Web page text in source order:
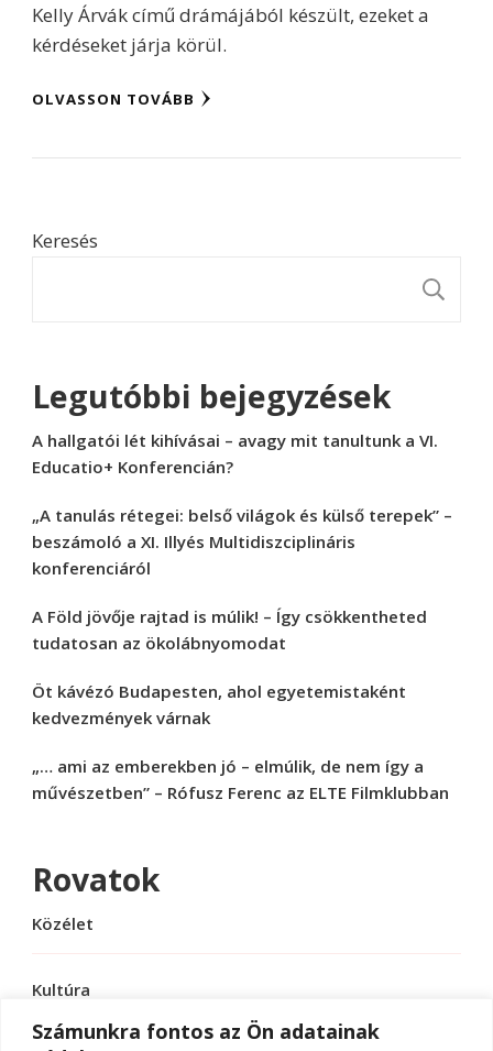
Számunkra fontos az Ön adatainak
Kelly Árvák című drámájából készült, ezeket a
kérdéseket járja körül.
OLVASSON TOVÁBB
Keresés
Legutóbbi bejegyzések
A hallgatói lét kihívásai – avagy mit tanultunk a VI.
Educatio+ Konferencián?
„A tanulás rétegei: belső világok és külső terepek” –
beszámoló a XI. Illyés Multidiszciplináris
konferenciáról
A Föld jövője rajtad is múlik! – Így csökkentheted
tudatosan az ökolábnyomodat
Öt kávézó Budapesten, ahol egyetemistaként
kedvezmények várnak
„… ami az emberekben jó – elmúlik, de nem így a
művészetben” – Rófusz Ferenc az ELTE Filmklubban
Rovatok
Közélet
Kultúra